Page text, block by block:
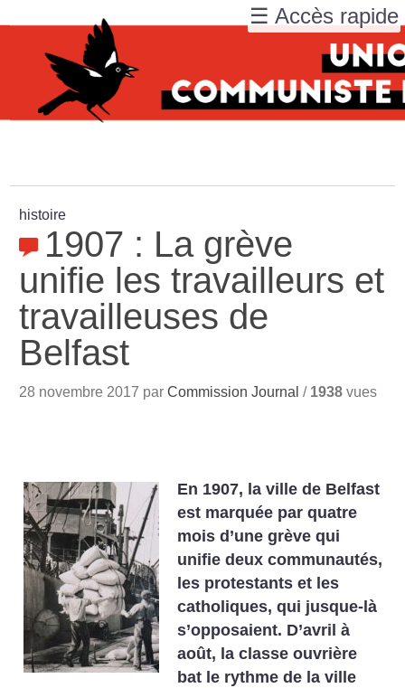
histoire
1907 : La grève
unifie les travailleurs et
travailleuses de
Belfast
28 novembre 2017 parCommission Journal / 1938 vues
En 1907, la ville de Belfast
est marquée par quatre
mois d’une grève qui
unifie deux communautés,
les protestants et les
catholiques, qui jusque-là
s’opposaient. D’avril à
août, la classe ouvrière
bat le rythme de la ville
☰ Accès rapide